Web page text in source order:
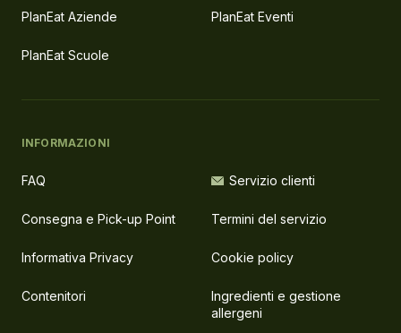
PlanEat Aziende PlanEat Eventi
PlanEat Scuole
INFORMAZIONI
FAQ Servizio clienti
Consegna e Pick-up Point Termini del servizio
Informativa Privacy Cookie policy
Contenitori
Ingredienti e gestione
allergeni